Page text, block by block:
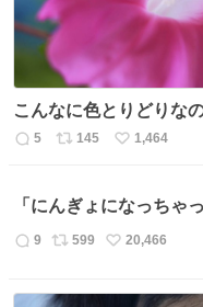
こんなに色とりどりな
返
数
5
リ
ス
ト
数
145
い
ね
数
1,464
「にんぎょになっちゃっ
返
数
9
リ
ス
599
い
ね
20,466